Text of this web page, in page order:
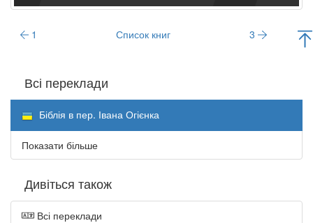
1 Список книг 3
Всі переклади
Біблія в пер. Івана Огієнка
Показати більше
Дивіться також
Всі переклади